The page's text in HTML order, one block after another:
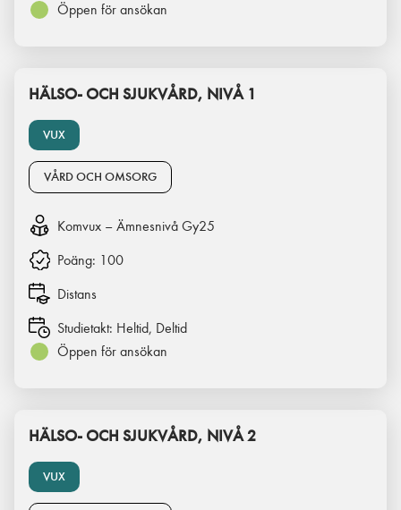
Öppen för ansökan
VUX
HÄLSO- OCH SJUKVÅRD, NIVÅ 1
VÅRD OCH OMSORG
Komvux – Ämnesnivå Gy25
Poäng: 100
Distans
Studietakt: Heltid, Deltid
Öppen för ansökan
VUX
HÄLSO- OCH SJUKVÅRD, NIVÅ 2